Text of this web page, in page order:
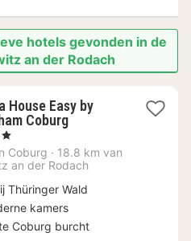
hotels gevonden in de
an der Rodach
House Easy by
Coburg1
vanaf
€
Coburg · 18.8 km van
an der Rodach
Thüringer Wald
kamers
Coburg burcht